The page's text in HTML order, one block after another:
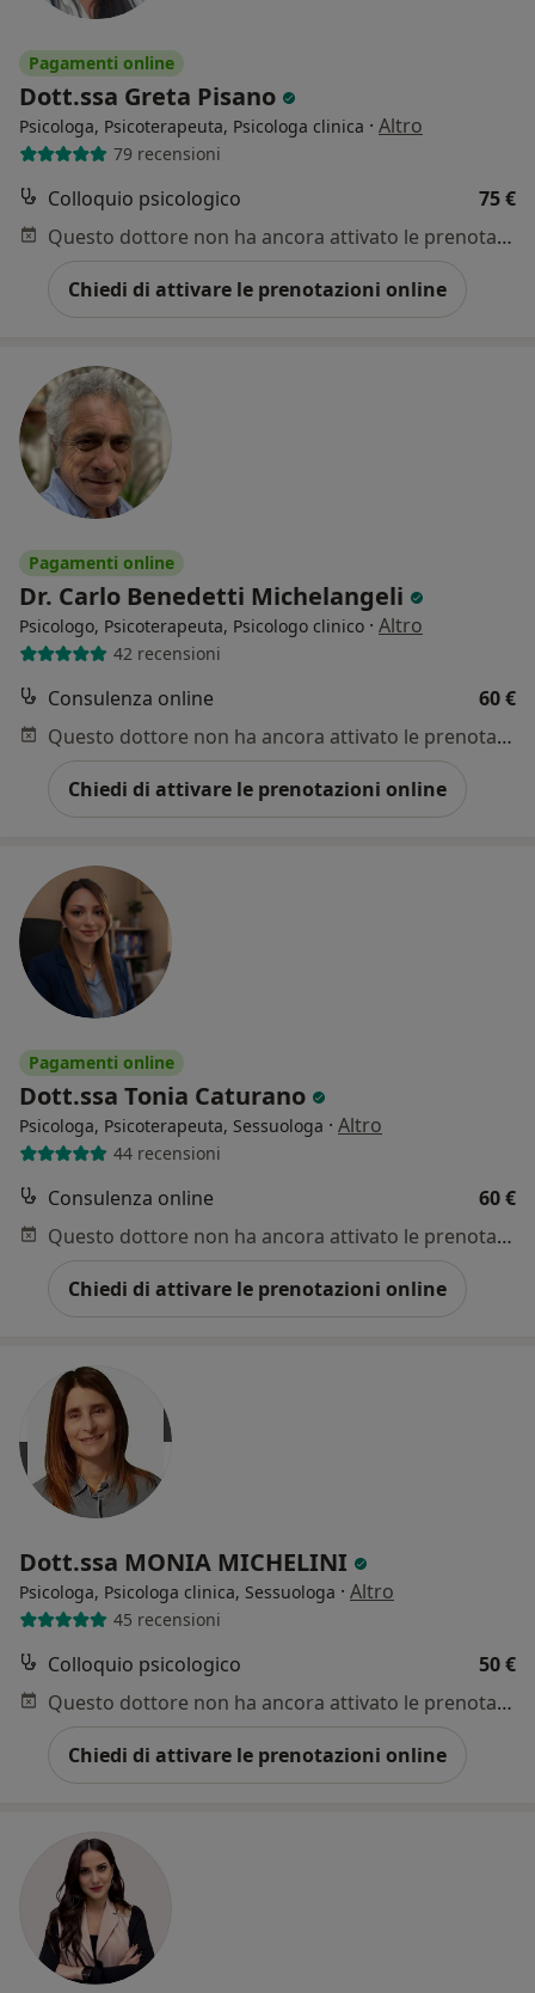
Pagamenti online
Dott.ssa Greta Pisano
Psicologa, Psicoterapeuta, Psicologa clinica · Altro
79 recensioni
Colloquio psicologico
75 €
Questo dottore non ha ancora attivato le prenotazioni online presso questo indirizzo.
Chiedi di attivare le prenotazioni online
Pagamenti online
Dr. Carlo Benedetti Michelangeli
Psicologo, Psicoterapeuta, Psicologo clinico · Altro
42 recensioni
Consulenza online
60 €
Questo dottore non ha ancora attivato le prenotazioni online presso questo indirizzo.
Chiedi di attivare le prenotazioni online
Pagamenti online
Dott.ssa Tonia Caturano
Psicologa, Psicoterapeuta, Sessuologa · Altro
44 recensioni
Consulenza online
60 €
Questo dottore non ha ancora attivato le prenotazioni online presso questo indirizzo.
Chiedi di attivare le prenotazioni online
Dott.ssa MONIA MICHELINI
Psicologa, Psicologa clinica, Sessuologa · Altro
45 recensioni
Colloquio psicologico
50 €
Questo dottore non ha ancora attivato le prenotazioni online presso questo indirizzo.
Chiedi di attivare le prenotazioni online